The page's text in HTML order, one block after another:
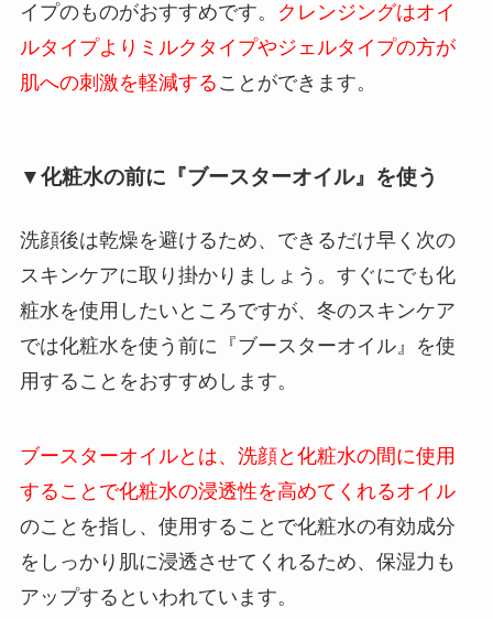
イプのものがおすすめです。
クレンジングはオイ
ルタイプよりミルクタイプやジェルタイプの方が
肌への刺激を軽減する ことができます。
▼化粧水の前に『ブースターオイル』を使う
洗顔後は乾燥を避けるため、できるだけ早く次の
スキンケアに取り掛かりましょう。すぐにでも化
粧水を使用したいところですが、冬のスキンケア
では化粧水を使う前に『ブースターオイル』を使
用することをおすすめします。
ブースターオイルとは、洗顔と化粧水の間に使用
することで化粧水の浸透性を高めてくれるオイル
のことを指し、使用することで化粧水の有効成分
をしっかり肌に浸透させてくれるため、保湿力も
アップするといわれています。